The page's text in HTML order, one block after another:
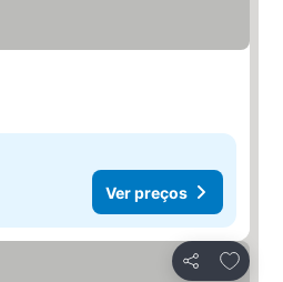
Ver preços
Partilhar